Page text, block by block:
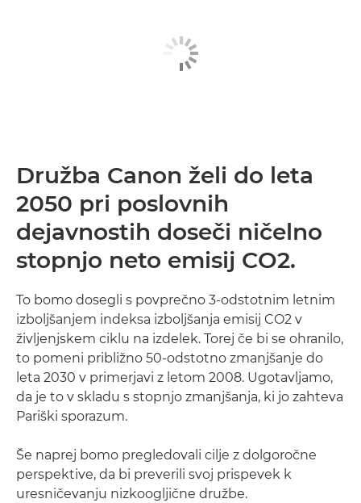
Družba Canon želi do leta
2050 pri poslovnih
dejavnostih doseči ničelno
stopnjo neto emisij CO2.
To bomo dosegli s povprečno 3-odstotnim letnim
izboljšanjem indeksa izboljšanja emisij CO2 v
življenjskem ciklu na izdelek. Torej če bi se ohranilo,
to pomeni približno 50-odstotno zmanjšanje do
leta 2030 v primerjavi z letom 2008. Ugotavljamo,
da je to v skladu s stopnjo zmanjšanja, ki jo zahteva
Pariški sporazum.
Še naprej bomo pregledovali cilje z dolgoročne
perspektive, da bi preverili svoj prispevek k
uresničevanju nizkoogljične družbe.